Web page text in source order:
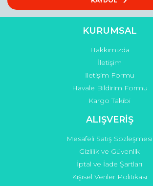
Gönder
KURUMSAL
Hakkımızda
İletişim
İletişim Formu
Havale Bildirim Formu
Kargo Takibi
ALIŞVERİŞ
Mesafeli Satış Sözleşmesi
Gizlilik ve Güvenlik
İptal ve İade Şartları
Kişisel Veriler Politikası